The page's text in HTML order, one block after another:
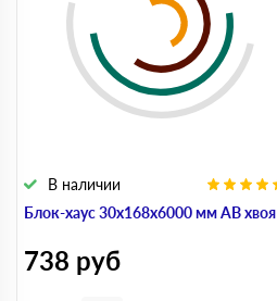
Блок-хаус 30x168x6000 мм АВ хвоя
В наличии
738 руб